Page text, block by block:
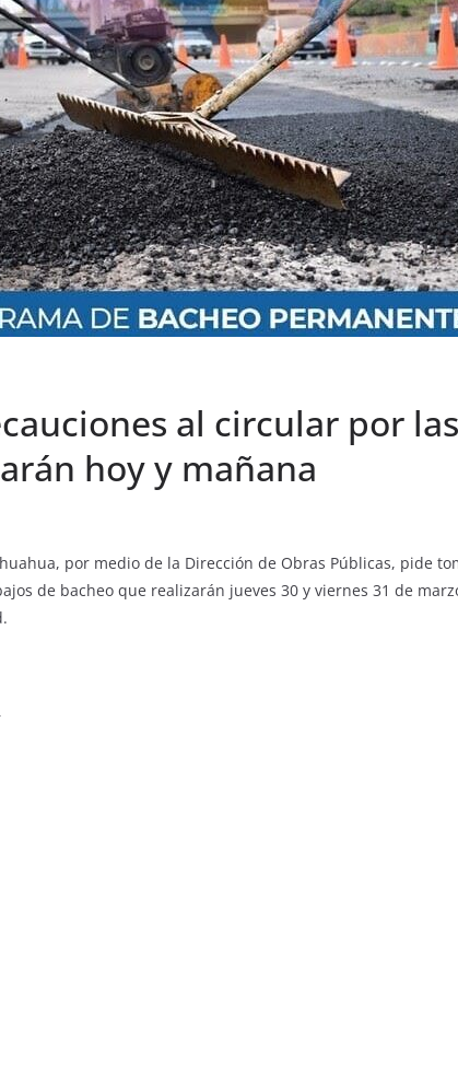
al circular por
hoy y mañana
por medio de la Dirección de Obras Públicas, pide
de bacheo que realizarán jueves 30 y viernes 31 de